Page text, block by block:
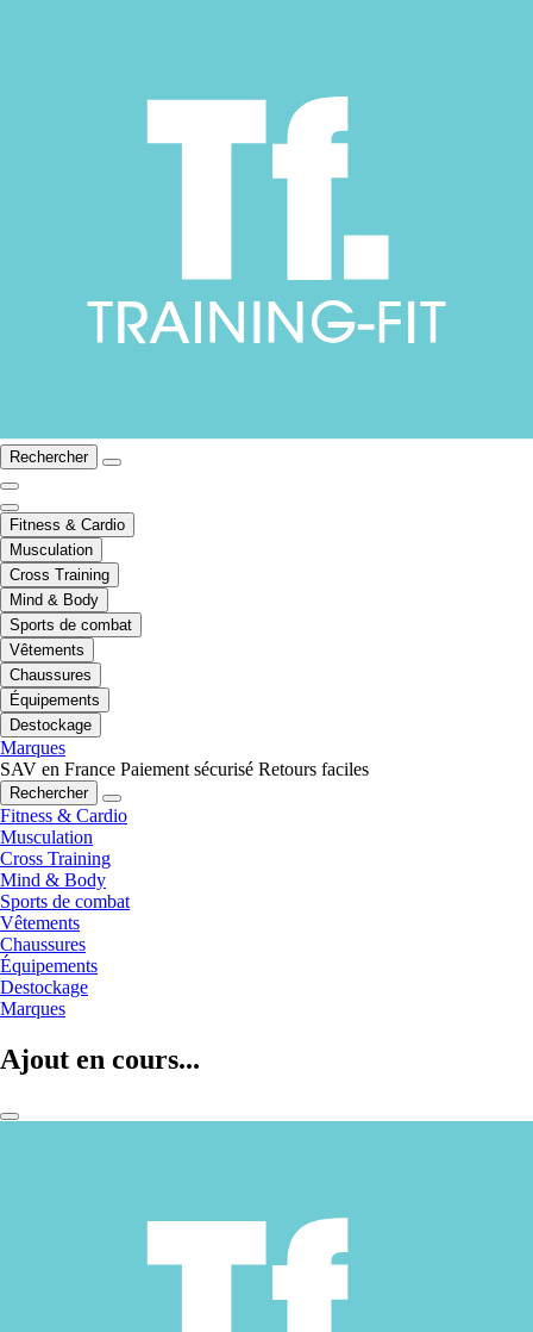
Rechercher
Fitness & Cardio
Musculation
Cross Training
Mind & Body
Sports de combat
Vêtements
Chaussures
Équipements
Destockage
Marques
SAV en France Paiement sécurisé Retours faciles
Rechercher
Fitness & Cardio
Musculation
Cross Training
Mind & Body
Sports de combat
Vêtements
Chaussures
Équipements
Destockage
Marques
Ajout en cours...